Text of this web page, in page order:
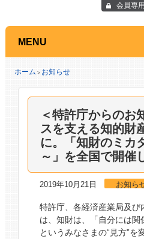
会員専
MENU
ホーム > お知らせ
＜特許庁からのお
スを支える知的財
に。「知財のミカ
～」を全国で開催
2019年10月21日 お知ら
特許庁、各経済産業局及
は、知財は、「自分には関
というみなさまの“見方”を